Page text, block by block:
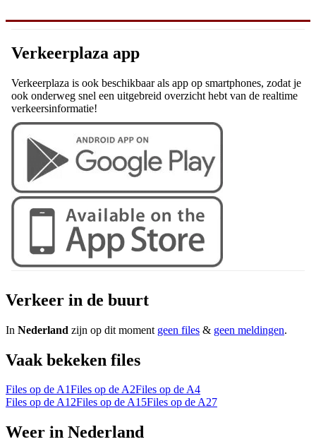
Verkeerplaza app
Verkeerplaza is ook beschikbaar als app op smartphones, zodat je
ook onderweg snel een uitgebreid overzicht hebt van de realtime
verkeersinformatie!
Verkeer in de buurt
In Nederland zijn op dit moment geen files & geen meldingen.
Vaak bekeken files
Files op de A1Files op de A2Files op de A4
Files op de A12Files op de A15Files op de A27
Weer in Nederland